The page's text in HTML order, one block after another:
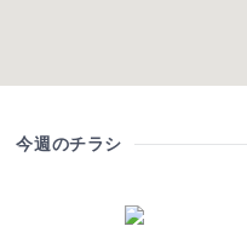
今週のチラシ